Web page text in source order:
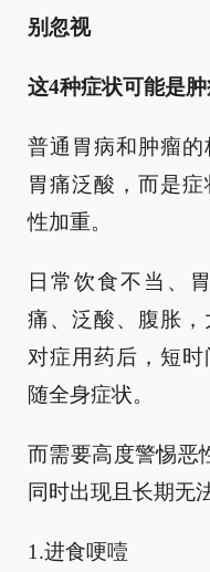
别忽视
这4种症状可能是
普通胃病和肿瘤
胃痛泛酸，而是
性加重。
日常饮食不当、
痛、泛酸、腹胀，
对症用药后，短
随全身症状。
而需要高度警惕恶
同时出现且长期无
1.进食哽噎